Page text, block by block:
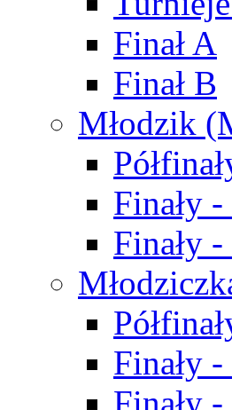
Finał A
Finał B
Młodzik
Finały
Finały
Finały
Finały